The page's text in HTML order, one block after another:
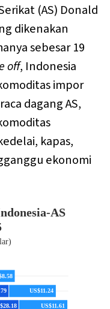
(AS) Donald
dikenakan
sebesar 19
off, Indonesia
impor
dagang AS,
kapas,
ekonomi